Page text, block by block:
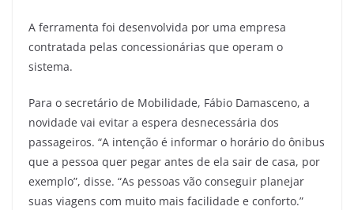
A ferramenta foi desenvolvida por uma empresa
contratada pelas concessionárias que operam o
sistema.
Para o secretário de Mobilidade, Fábio Damasceno, a
novidade vai evitar a espera desnecessária dos
passageiros. “A intenção é informar o horário do ônibus
que a pessoa quer pegar antes de ela sair de casa, por
exemplo”, disse. “As pessoas vão conseguir planejar
suas viagens com muito mais facilidade e conforto.”